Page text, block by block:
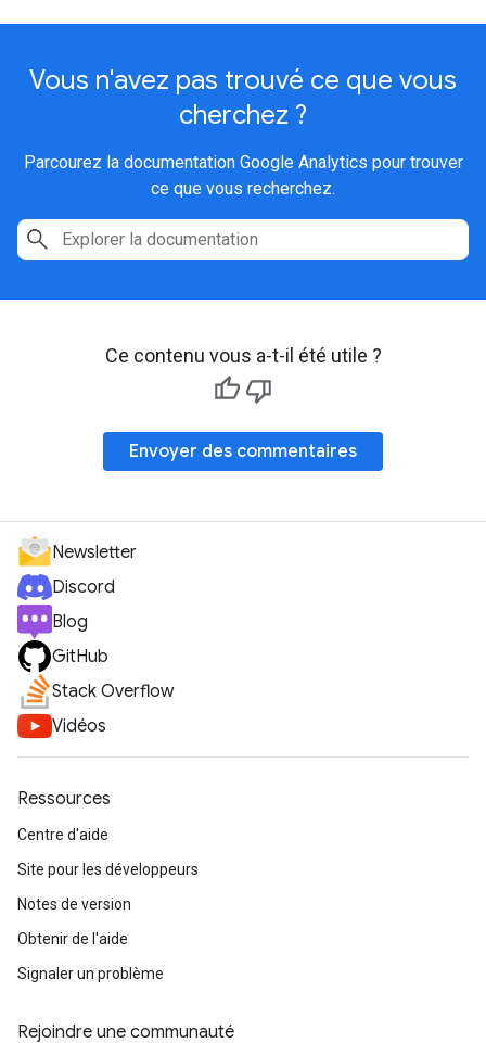
Vous n'avez pas trouvé ce que vous
cherchez ?
Parcourez la documentation Google Analytics pour trouver
ce que vous recherchez.
Ce contenu vous a-t-il été utile ?
Envoyer des commentaires
Newsletter
Discord
Blog
GitHub
Stack Overflow
Vidéos
Ressources
Centre d'aide
Site pour les développeurs
Notes de version
Obtenir de l'aide
Signaler un problème
Rejoindre une communauté